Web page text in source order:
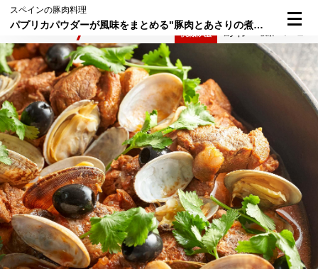
スペインの豚肉料理
パプリカパウダーが風味をまとめる"豚肉とあさりの煮込み"